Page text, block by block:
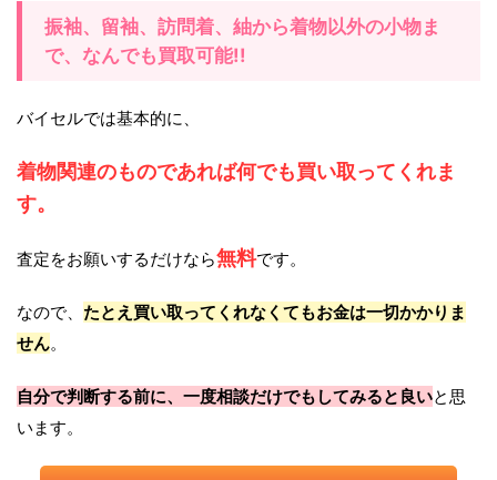
振袖、留袖、訪問着、紬から着物以外の小物ま
で、なんでも買取可能!!
バイセルでは基本的に、
着物関連のものであれば何でも買い取ってくれま
す。
査定をお願いするだけなら無料です。
なので、 たとえ買い取ってくれなくてもお金は一切かかりま
せん。
自分で判断する前に、一度相談だけでもしてみると良いと思
います。